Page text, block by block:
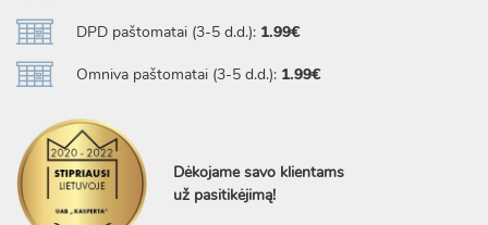
DPD paštomatai (3-5 d.d.): 1.99€
Omniva paštomatai (3-5 d.d.): 1.99€
Dėkojame savo klientams
už pasitikėjimą!